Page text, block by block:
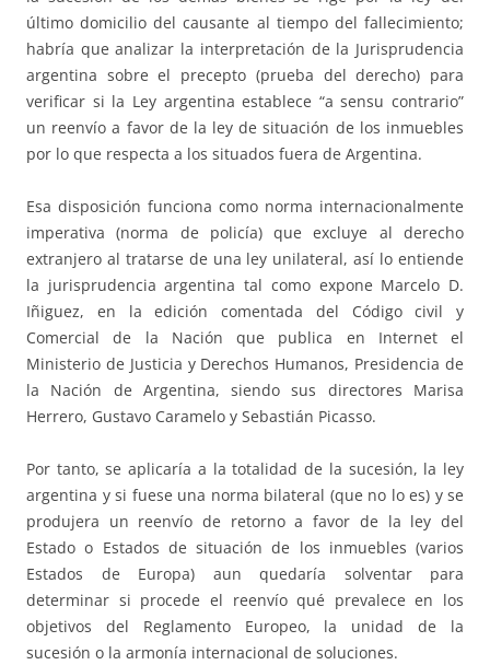
último domicilio del causante al tiempo del fallecimiento;
habría que analizar la interpretación de la Jurisprudencia
argentina sobre el precepto (prueba del derecho) para
verificar si la Ley argentina establece “a sensu contrario”
un reenvío a favor de la ley de situación de los inmuebles
por lo que respecta a los situados fuera de Argentina.
Esa disposición funciona como norma internacionalmente
imperativa (norma de policía) que excluye al derecho
extranjero al tratarse de una ley unilateral, así lo entiende
la jurisprudencia argentina tal como expone Marcelo D.
Iñiguez, en la edición comentada del Código civil y
Comercial de la Nación que publica en Internet el
Ministerio de Justicia y Derechos Humanos, Presidencia de
la Nación de Argentina, siendo sus directores Marisa
Herrero, Gustavo Caramelo y Sebastián Picasso.
Por tanto, se aplicaría a la totalidad de la sucesión, la ley
argentina y si fuese una norma bilateral (que no lo es) y se
produjera un reenvío de retorno a favor de la ley del
Estado o Estados de situación de los inmuebles (varios
Estados de Europa) aun quedaría solventar para
determinar si procede el reenvío qué prevalece en los
objetivos del Reglamento Europeo, la unidad de la
sucesión o la armonía internacional de soluciones.